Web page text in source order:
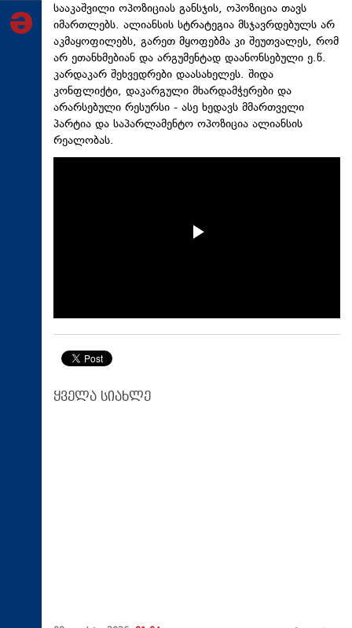
სააკაშვილი ოპოზიციას განსჯის, ოპოზიცია თავს
იმართლებს. ალიანსის სტრატეგია მსჯავრდებულს არ
აკმაყოფილებს, გარეთ მყოფებმა კი შეუთვალეს, რომ
არ ეთანხმებიან და არგუმენტად დაანონსებული ე.წ.
კარდაკარ შეხვედრები დაასახელეს. შიდა
კონფლიქტი, დაკარგული მხარდამჭერები და
არარსებული რესურსი - ასე ხედავს მმართველი
პარტია და საპარლამენტო ოპოზიცია ალიანსის
რეალობას.
ყველა სიახლე